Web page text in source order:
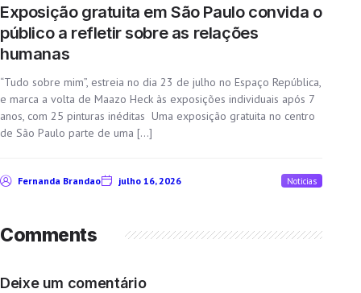
Exposição gratuita em São Paulo convida o
público a refletir sobre as relações
humanas
“Tudo sobre mim”, estreia no dia 23 de julho no Espaço República,
e marca a volta de Maazo Heck às exposições individuais após 7
anos, com 25 pinturas inéditas Uma exposição gratuita no centro
de São Paulo parte de uma […]
Fernanda Brandao julho 16, 2026 Noticias
Comments
Deixe um comentário